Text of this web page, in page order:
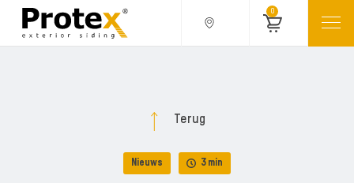
0
Terug
Nieuws 3 min